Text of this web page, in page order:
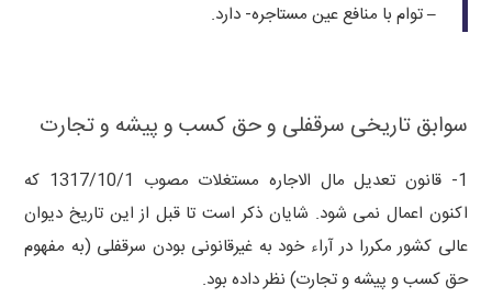
– توام با منافع عین مستاجره- دارد.
سوابق تاریخی سرقفلی و حق کسب و پیشه و تجارت
1- قانون تعدیل مال الاجاره مستغلات مصوب 1317/10/1 که
اکنون اعمال نمی شود. شایان ذکر است تا قبل از این تاریخ دیوان
عالی کشور مکررا در آراء خود به غیرقانونی بودن سرقفلی (به مفهوم
حق کسب و پیشه و تجارت) نظر داده بود.